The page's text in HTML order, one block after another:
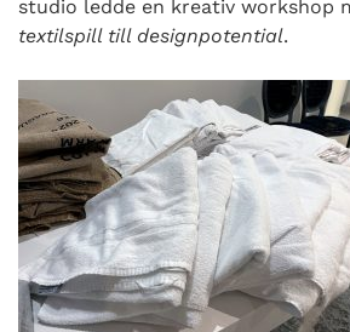
studio ledde en kreativ workshop
textilspill till designpotential.